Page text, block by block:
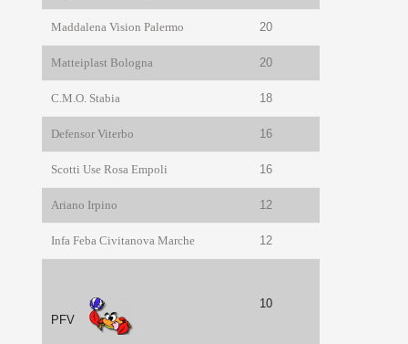
Maddalena Vision Palermo 20
Matteiplast Bologna 20
C.M.O. Stabia 18
Defensor Viterbo 16
Scotti Use Rosa Empoli 16
Ariano Irpino 12
Infa Feba Civitanova Marche 12
PFV
10